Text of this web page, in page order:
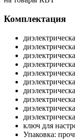
Комплектация
ключ для
Упаковка: